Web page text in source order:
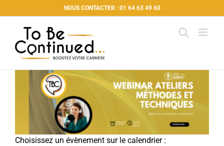
au
contenu
NOUS CONTACTER : 01 64 63 49 60
Choisissez un évènement sur le calendrier :